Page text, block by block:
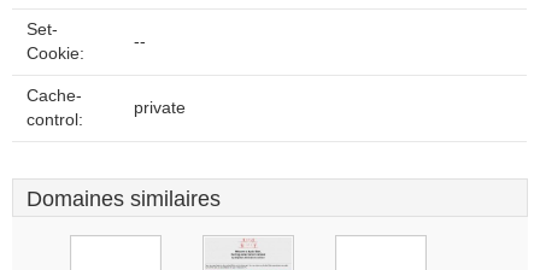
Set-
Cookie:
--
Cache-
control:
private
Domaines similaires